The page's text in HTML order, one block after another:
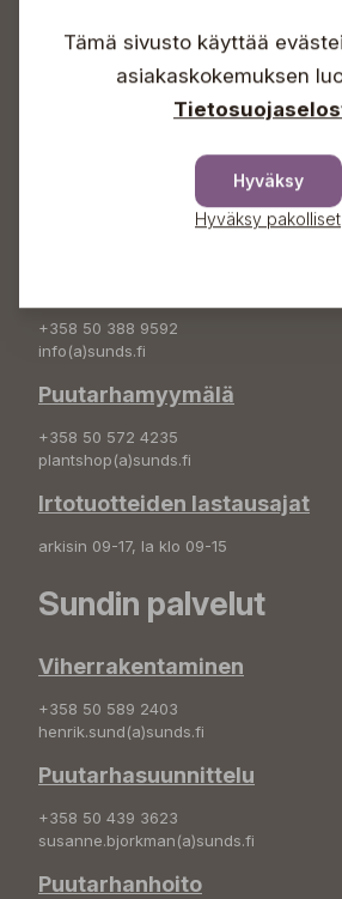
Info & vaihde
+358 50 388 9592
+358 50 388 9592
info(a)sunds.fi
Puutarhamyymälä
+358 50 572 4235
plantshop(a)sunds.fi
Irtotuotteiden lastausajat
arkisin 09-17, la klo 09-15
Sundin palvelut
Viherrakentaminen
+358 50 589 2403
henrik.sund(a)sunds.fi
Puutarhasuunnittelu
+358 50 439 3623
susanne.bjorkman(a)sunds.fi
Puutarhanhoito
Tämä sivusto käyttää
asiakaskokemuksen
Hyväksy
Hyväksy pakolliset